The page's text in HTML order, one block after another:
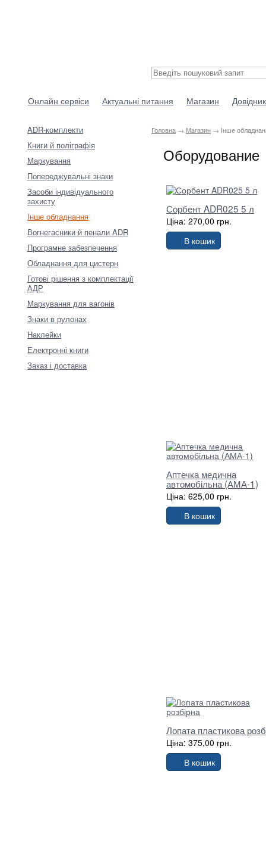
Онлайн сервіси Актуальні питання Магазин Довідник
ADR-комплекти
Книги й поліграфія
Маркування
Попереджувальні знаки
Засоби індивідуального
захисту
Інше обладнання
Вогнегасники й пенали ADR
Програмне забезпечення
Обладнання для цистерн
Готові рішення з комплектації
АДР
Маркування для вагонів
Знаки в рулонах
Наклейки
Електронні книги
Заказ і доставка
Головна → Магазин → Інше
Оборудование
Сорбент ADR025 5 л
Ціна: 270,00 грн.
В кошик
Аптечка медична
автомобільна (АМА-1)
Ціна: 625,00 грн.
В кошик
Лопата пластикова
Ціна: 375,00 грн.
В кошик